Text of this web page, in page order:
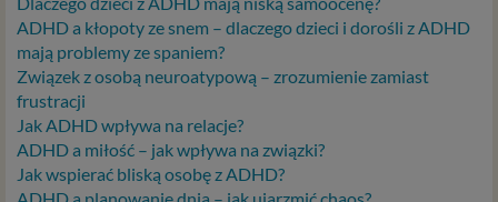
ADHD a kłopoty ze snem – dlaczego dzieci i dorośli z ADHD
mają problemy ze spaniem?
Związek z osobą neuroatypową – zrozumienie zamiast
frustracji
Jak ADHD wpływa na relacje?
ADHD a miłość – jak wpływa na związki?
Jak wspierać bliską osobę z ADHD?
informacji przedstawiamy skrót najważniejszych
zagadnień dotyczących przetwarzania Twoich danych
osobowych, jakie może mieć miejsce po 25 maja 2018 r. w
związku z korzystaniem z naszych usług. Prosimy Cię o jej
przeczytanie, nie zajmie to więcej niż kilka minut.
Czym są dane osobowe